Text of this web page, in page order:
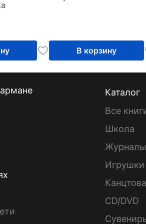
В корзину
Каталог
Все
Школа
Журналы
Игрушки
CD/DVD